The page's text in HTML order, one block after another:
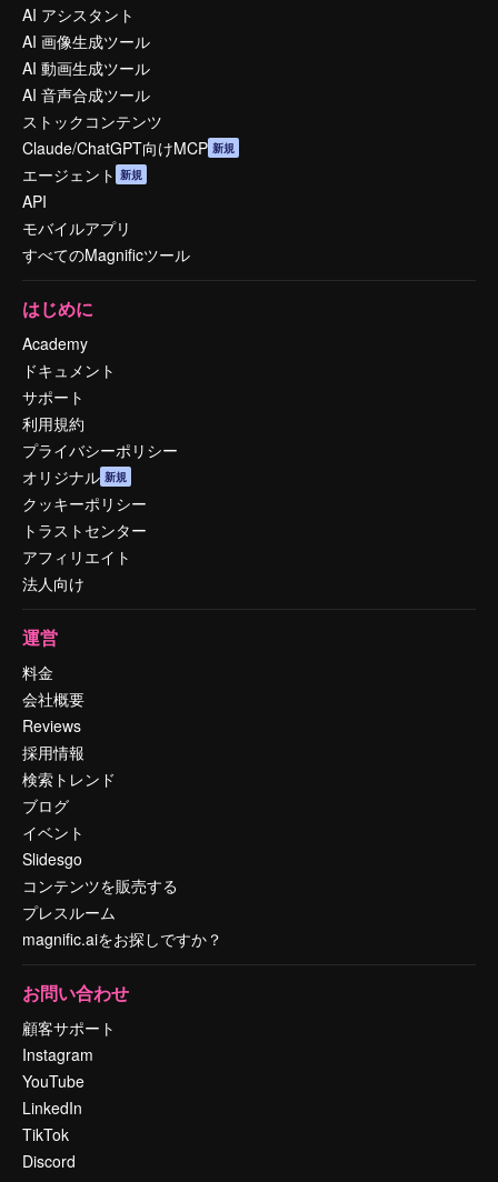
AI アシスタント
AI 画像生成ツール
AI 動画生成ツール
AI 音声合成ツール
ストックコンテンツ
Claude/ChatGPT向けMCP 新規
エージェント 新規
API
モバイルアプリ
すべてのMagnificツール
はじめに
Academy
ドキュメント
サポート
利用規約
プライバシーポリシー
オリジナル 新規
クッキーポリシー
トラストセンター
アフィリエイト
法人向け
運営
料金
会社概要
Reviews
採用情報
検索トレンド
ブログ
イベント
Slidesgo
コンテンツを販売する
プレスルーム
magnific.aiをお探しですか？
お問い合わせ
顧客サポート
Instagram
YouTube
LinkedIn
TikTok
Discord